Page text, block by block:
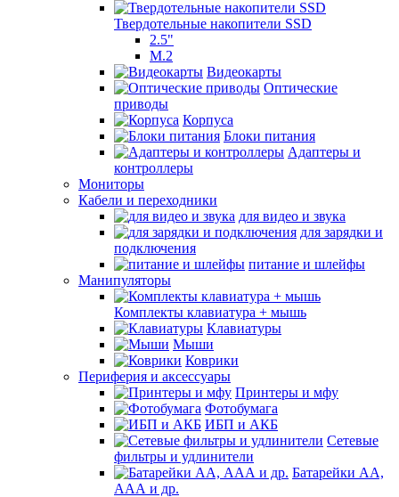
Твердотельные накопители SSD
2.5"
M.2
Видеокарты
Оптические
приводы
Корпуса
Блоки питания
Адаптеры и
контроллеры
Мониторы
Кабели и переходники
для видео и звука
для зарядки и
подключения
питание и шлейфы
Манипуляторы
Комплекты клавиатура + мышь
Клавиатуры
Мыши
Коврики
Периферия и аксессуары
Принтеры и мфу
Фотобумага
ИБП и АКБ
Сетевые
фильтры и удлинители
Батарейки АА,
ААА и др.